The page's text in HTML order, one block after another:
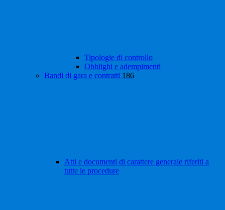
Tipologie di controllo
Obblighi e adempimenti
Bandi di gara e contratti 186
Atti e documenti di carattere generale riferiti a
tutte le procedure